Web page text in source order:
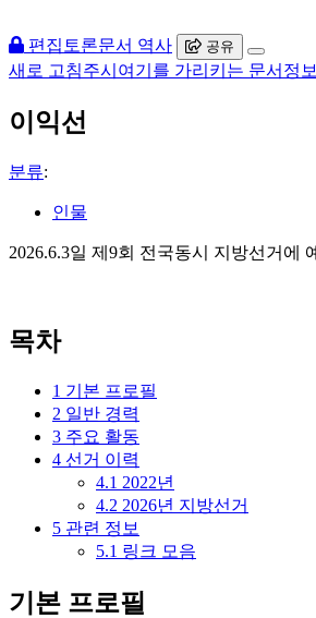
편집 토론문서 역사 공유
새로 고침주시 여기를 가리키는 문서 정보
이익선
분류:
인물
2026.6.3일 제9회 전국동시 지방선거에
목차
1 기본 프로필
2 일반 경력
3 주요 활동
4 선거 이력
4.1 2022년
4.2 2026년 지방선거
5 관련 정보
5.1 링크 모음
기본 프로필